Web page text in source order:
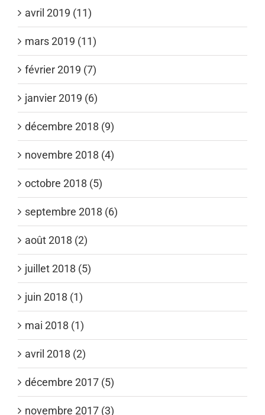
avril 2019 (11)
mars 2019 (11)
février 2019 (7)
janvier 2019 (6)
décembre 2018 (9)
novembre 2018 (4)
octobre 2018 (5)
septembre 2018 (6)
août 2018 (2)
juillet 2018 (5)
juin 2018 (1)
mai 2018 (1)
avril 2018 (2)
décembre 2017 (5)
novembre 2017 (3)